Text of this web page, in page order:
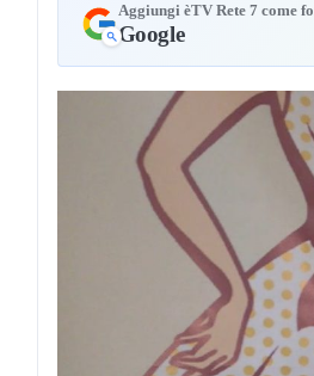
Aggiungi èTV Rete 7 come
Google